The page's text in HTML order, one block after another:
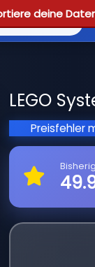
deine Daten
LEGO
Preisfehler